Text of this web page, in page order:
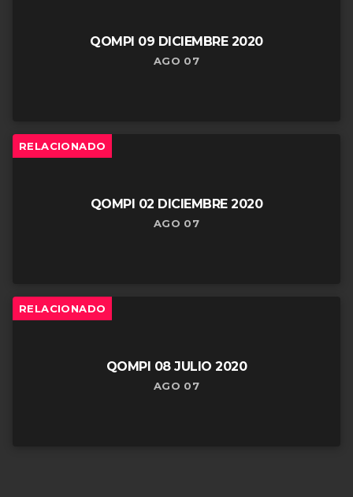
QOMPI 09 DICIEMBRE 2020
AGO 07
RELACIONADO
QOMPI 02 DICIEMBRE 2020
AGO 07
RELACIONADO
QOMPI 08 JULIO 2020
AGO 07